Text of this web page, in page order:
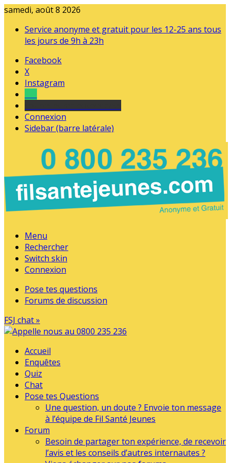
samedi, août 8 2026
Service anonyme et gratuit pour les 12-25 ans tous
les jours de 9h à 23h
Facebook
X
Instagram
Connexion
Sidebar (barre latérale)
Menu
Rechercher
Switch skin
Connexion
Pose tes questions
Forums de discussion
FSJ chat »
Accueil
Enquêtes
Quiz
Chat
Pose tes Questions
Une question, un doute ? Envoie ton message
à l’équipe de Fil Santé Jeunes
Forum
Besoin de partager ton expérience, de recevoir
l’avis et les conseils d’autres internautes ?